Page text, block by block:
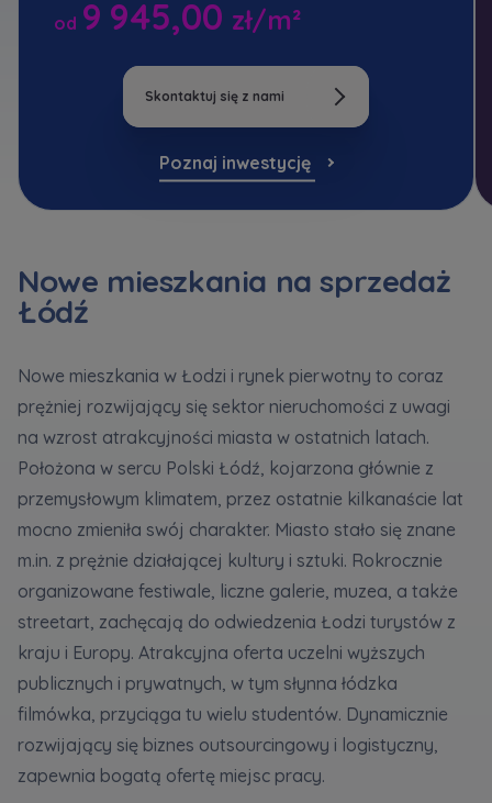
bezpieczeństwo... *
Rozwiń
Wyrażam zgodę na otrzymywanie informacji
handlowej od...
Rozwiń
Każdej osobie przysługuje prawo dostępu do
Rozwiń
od 9 945,00 zł/m²
Skontaktuj się z nami
Poznaj inwestycję
Nowe mieszkania na sprzedaż
Łódź
Nowe mieszkania w Łodzi i rynek pierwotny to coraz
prężniej rozwijający się sektor nieruchomości z uwagi
na wzrost atrakcyjności miasta w ostatnich latach.
Położona w sercu Polski Łódź, kojarzona głównie z
przemysłowym klimatem, przez ostatnie kilkanaście lat
mocno zmieniła swój charakter. Miasto stało się znane
m.in. z prężnie działającej kultury i sztuki. Rokrocznie
organizowane festiwale, liczne galerie, muzea, a także
streetart, zachęcają do odwiedzenia Łodzi turystów z
kraju i Europy. Atrakcyjna oferta uczelni wyższych
publicznych i prywatnych, w tym słynna łódzka
filmówka, przyciąga tu wielu studentów. Dynamicznie
rozwijający się biznes outsourcingowy i logistyczny,
zapewnia bogatą ofertę miejsc pracy.
E-mail
контакт українською мовою)
Informujemy, że w trosce o najwyższą jakość i... *
Rozwiń
Rozwiń
Każdej osobie przysługuje prawo dostępu do
treści swoich... *
Rozwiń
Zawiadomienia o nabyciu lub posiadaniu znacznego
pakietu akcji proszę wysyłać na
notyfikacje@murapol.pl
Skontaktuj się z nami
Кожна особа має право отримати доступ до
своїх персональних... *
Зв’яжіться з нами